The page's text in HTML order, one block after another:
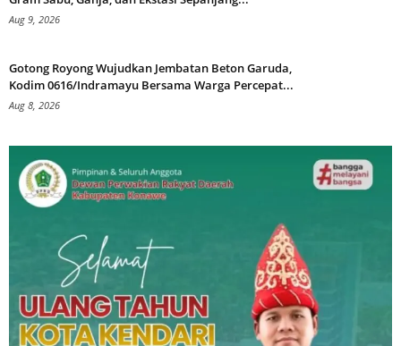
Aug 9, 2026
Gotong Royong Wujudkan Jembatan Beton Garuda,
Kodim 0616/Indramayu Bersama Warga Percepat...
Aug 8, 2026